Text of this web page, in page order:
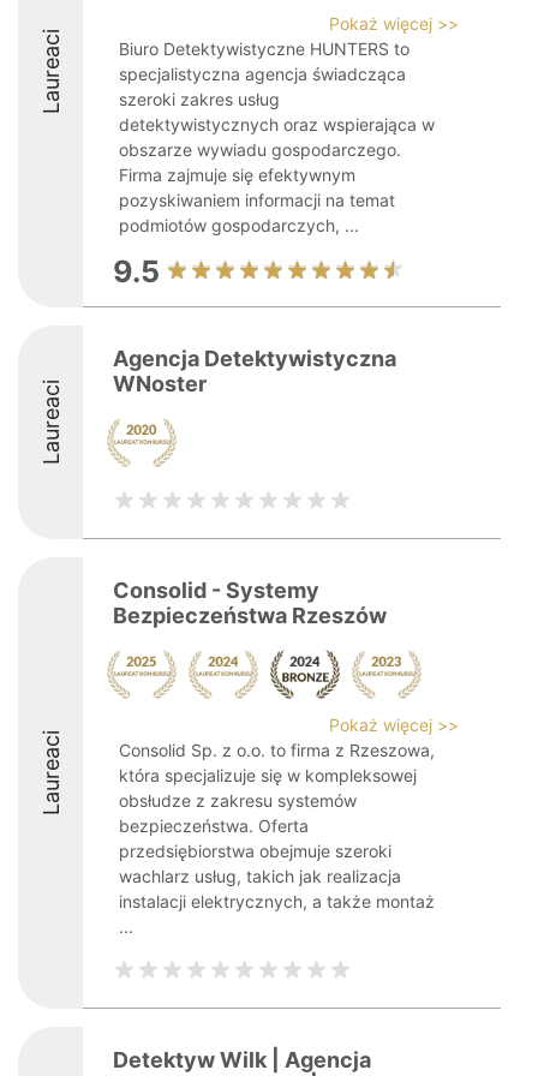
Laureaci
Pokaż więcej >>
Biuro Detektywistyczne HUNTERS to
specjalistyczna agencja świadcząca
szeroki zakres usług
detektywistycznych oraz wspierająca w
obszarze wywiadu gospodarczego.
Firma zajmuje się efektywnym
pozyskiwaniem informacji na temat
podmiotów gospodarczych, ...
9.5
Laureaci
Agencja Detektywistyczna
WNoster
Laureaci
Consolid - Systemy
Bezpieczeństwa Rzeszów
Pokaż więcej >>
Consolid Sp. z o.o. to firma z Rzeszowa,
która specjalizuje się w kompleksowej
obsłudze z zakresu systemów
bezpieczeństwa. Oferta
przedsiębiorstwa obejmuje szeroki
wachlarz usług, takich jak realizacja
instalacji elektrycznych, a także montaż
...
Detektyw Wilk | Agencja